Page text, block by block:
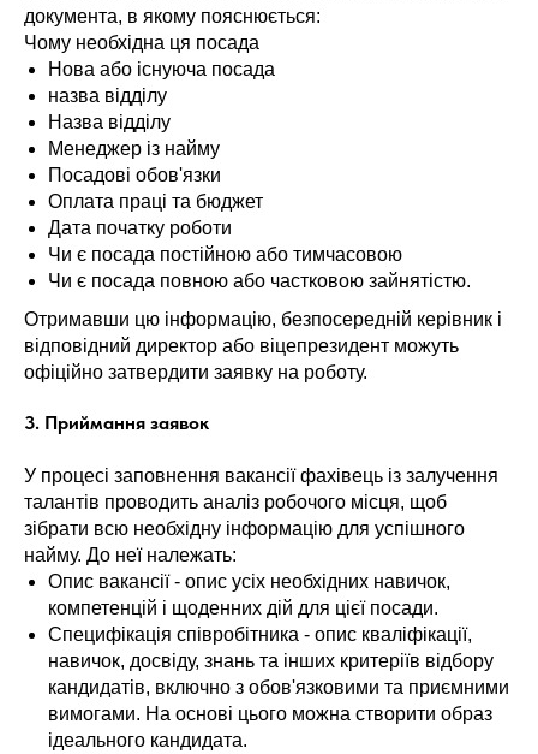
документа, в якому пояснюється:
Чому необхідна ця посада
Нова або існуюча посада
назва відділу
Назва відділу
Менеджер із найму
Посадові обов'язки
Оплата праці та бюджет
Дата початку роботи
Чи є посада постійною або тимчасовою
Чи є посада повною або частковою зайнятістю.
Отримавши цю інформацію, безпосередній керівник і
відповідний директор або віцепрезидент можуть
офіційно затвердити заявку на роботу.
3. Приймання заявок
У процесі заповнення вакансії фахівець із залучення
талантів проводить аналіз робочого місця, щоб
зібрати всю необхідну інформацію для успішного
найму. До неї належать:
Опис вакансії - опис усіх необхідних навичок,
компетенцій і щоденних дій для цієї посади.
Специфікація співробітника - опис кваліфікації,
навичок, досвіду, знань та інших критеріїв відбору
кандидатів, включно з обов'язковими та приємними
вимогами. На основі цього можна створити образ
ідеального кандидата.